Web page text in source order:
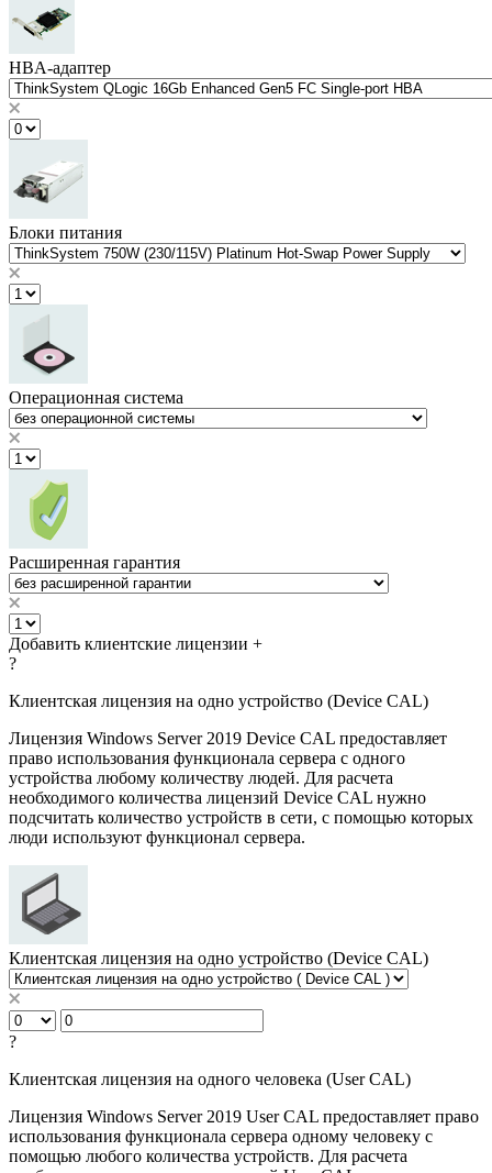
HBA-адаптер
Блоки питания
Операционная система
Расширенная гарантия
Добавить клиентские лицензии +
?
Клиентская лицензия на одно устройство (Device CAL)
Лицензия Windows Server 2019 Device CAL предоставляет
право использования функционала сервера с одного
устройства любому количеству людей. Для расчета
необходимого количества лицензий Device CAL нужно
подсчитать количество устройств в сети, с помощью которых
люди используют функционал сервера.
Клиентская лицензия на одно устройство (Device CAL)
?
Клиентская лицензия на одного человека (User CAL)
Лицензия Windows Server 2019 User CAL предоставляет право
использования функционала сервера одному человеку с
помощью любого количества устройств. Для расчета